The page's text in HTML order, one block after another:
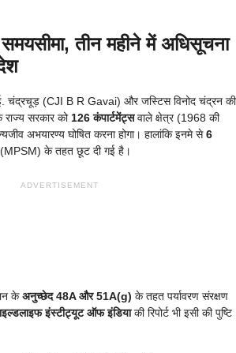
समयसीमा, तीन महीने में अधिसूचना
चंद्रचूड़ (CJI B R Gavai) और जस्टिस विनोद चंद्रन की
राज्य सरकार को 126 कंपार्टमेंट्सवाले क्षेत्र (1968 की
अभयारण्य घोषित करना होगा। हालांकि इनमे से6
के तहत छूट दी गई है।
ADVERTISEMENT
केअनुच्छेद 48A और 51A(g) के तहत पर्यावरण संरक्षण
इंस्टीट्यूट ऑफ इंडियाकी रिपोर्ट भी इसी की पुष्टि